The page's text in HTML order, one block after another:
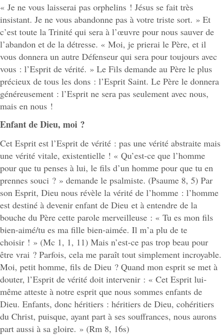
« Je ne vous laisserai pas orphelins ! Jésus se fait très
insistant. Je ne vous abandonne pas à votre triste sort. » Et
c’est toute la Trinité qui sera à l’œuvre pour nous sauver de
l’abandon et de la détresse. « Moi, je prierai le Père, et il
vous donnera un autre Défenseur qui sera pour toujours avec
vous : l’Esprit de vérité. » Le Fils demande au Père le plus
précieux de tous les dons : l’Esprit Saint. Le Père le donnera
généreusement : l’Esprit ne sera pas seulement avec nous,
mais en nous !
Enfant de Dieu, moi ?
Cet Esprit est l’Esprit de vérité : pas une vérité abstraite mais
une vérité vitale, existentielle ! « Qu’est-ce que l’homme
pour que tu penses à lui, le fils d’un homme pour que tu en
prennes souci ? » demande le psalmiste. (Psaume 8, 5) Par
son Esprit, Dieu nous révèle la vérité de l’homme : l’homme
est destiné à devenir enfant de Dieu et à entendre de la
bouche du Père cette parole merveilleuse : « Tu es mon fils
bien-aimé/tu es ma fille bien-aimée. Il m’a plu de te
choisir ! » (Mc 1, 1, 11) Mais n’est-ce pas trop beau pour
être vrai ? Parfois, cela me paraît tout simplement incroyable.
Moi, petit homme, fils de Dieu ? Quand mon esprit se met à
douter, l’Esprit de vérité doit intervenir : « Cet Esprit lui-
même atteste à notre esprit que nous sommes enfants de
Dieu. Enfants, donc héritiers : héritiers de Dieu, cohéritiers
du Christ, puisque, ayant part à ses souffrances, nous aurons
part aussi à sa gloire. » (Rm 8, 16s)